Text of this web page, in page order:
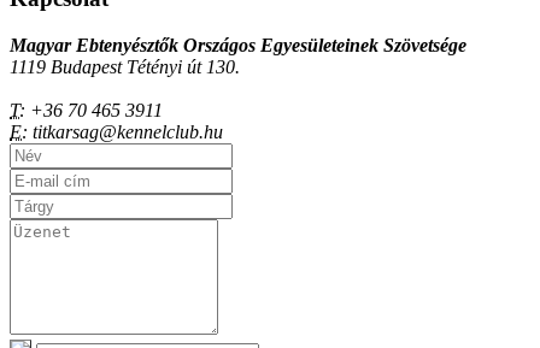
Magyar Ebtenyésztők Országos Egyesületeinek Szövetsége
1119 Budapest Tétényi út 130.
T: +36 70 465 3911
E: titkarsag@kennelclub.hu